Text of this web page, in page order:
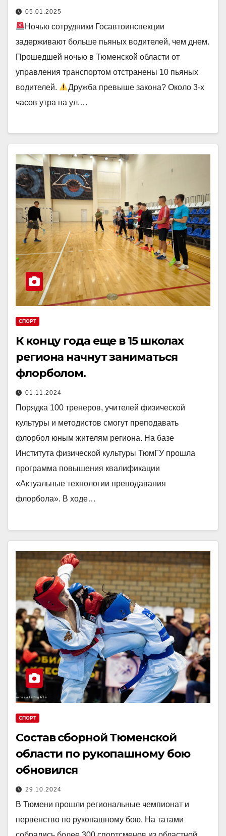
05.01.2025
Ночью сотрудники Госавтоинспекции
задерживают больше пьяных водителей, чем днем.
Прошедшей ночью в Тюменской области от
управления транспортом отстранены 10 пьяных
водителей.
Дружба превыше закона? Около 3-х
часов утра на ул.…
СПОРТ
К концу года еще в 15 школах
региона начнут заниматься
флорболом.
01.11.2024
Порядка 100 тренеров, учителей физической
культуры и методистов смогут преподавать
флорбол юным жителям региона. На базе
Института физической культуры ТюмГУ прошла
программа повышения квалификации
«Актуальные технологии преподавания
флорбола». В ходе…
СПОРТ
Состав сборной Тюменской
области по рукопашному бою
обновился
29.10.2024
В Тюмени прошли региональные чемпионат и
первенство по рукопашному бою. На татами